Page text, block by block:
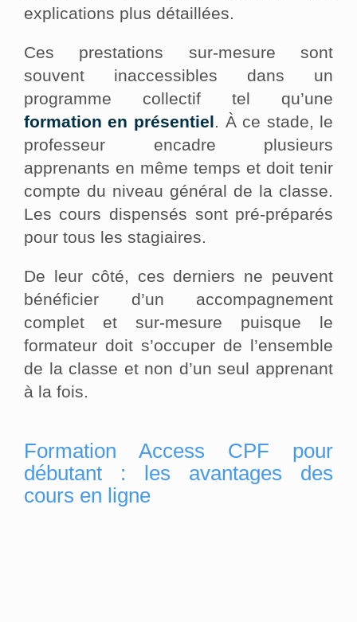
explications plus détaillées.
Ces prestations sur-mesure sont
souvent inaccessibles dans un
programme collectif tel qu’une
formation en présentiel. À ce stade, le
professeur encadre plusieurs
apprenants en même temps et doit tenir
compte du niveau général de la classe.
Les cours dispensés sont pré-préparés
pour tous les stagiaires.
De leur côté, ces derniers ne peuvent
bénéficier d’un accompagnement
complet et sur-mesure puisque le
formateur doit s’occuper de l’ensemble
de la classe et non d’un seul apprenant
à la fois.
Formation Access CPF pour
débutant : les avantages des
cours en ligne